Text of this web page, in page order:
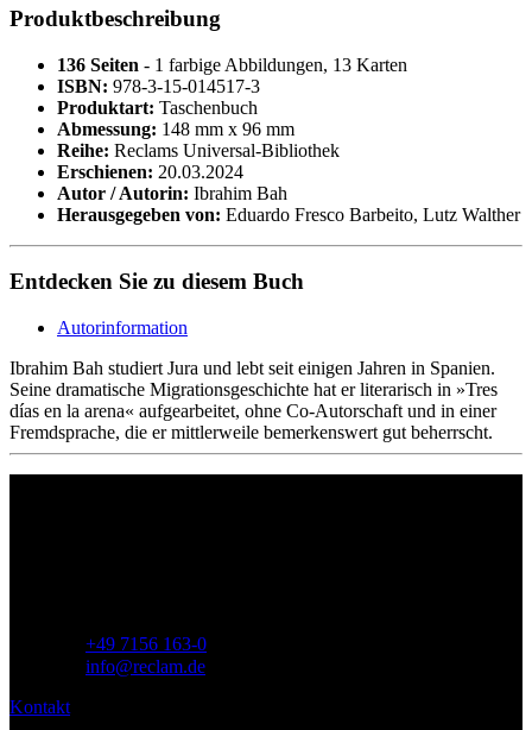
Produktbeschreibung
136 Seiten - 1 farbige Abbildungen, 13 Karten
ISBN: 978-3-15-014517-3
Produktart: Taschenbuch
Abmessung: 148 mm x 96 mm
Reihe: Reclams Universal-Bibliothek
Erschienen: 20.03.2024
Autor / Autorin: Ibrahim Bah
Herausgegeben von: Eduardo Fresco Barbeito, Lutz Walther
Entdecken Sie zu diesem Buch
Autorinformation
Ibrahim Bah studiert Jura und lebt seit einigen Jahren in Spanien.
Seine dramatische Migrationsgeschichte hat er literarisch in »Tres
días en la arena« aufgearbeitet, ohne Co-Autorschaft und in einer
Fremdsprache, die er mittlerweile bemerkenswert gut beherrscht.
+49 7156 163-0
info@reclam.de
Kontakt